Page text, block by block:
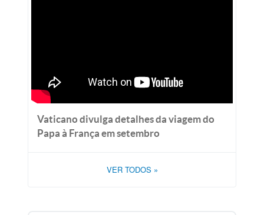
Vaticano divulga detalhes da viagem do
Papa à França em setembro
VER TODOS »